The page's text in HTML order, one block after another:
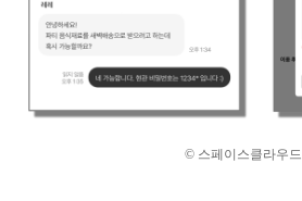
© 스페이스클라우드